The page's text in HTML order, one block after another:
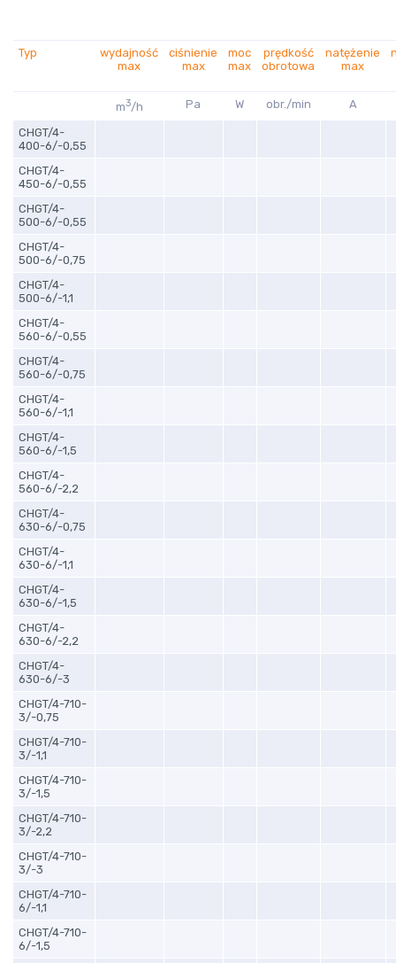
Typ
wydajność
max
ciśnienie
max
moc
max
prędkość
obrotowa
natężenie
max
m3/h Pa W obr./min A
CHGT/4-
400-6/-0,55
CHGT/4-
450-6/-0,55
CHGT/4-
500-6/-0,55
CHGT/4-
500-6/-0,75
CHGT/4-
500-6/-1,1
CHGT/4-
560-6/-0,55
CHGT/4-
560-6/-0,75
CHGT/4-
560-6/-1,1
CHGT/4-
560-6/-1,5
CHGT/4-
560-6/-2,2
CHGT/4-
630-6/-0,75
CHGT/4-
630-6/-1,1
CHGT/4-
630-6/-1,5
CHGT/4-
630-6/-2,2
CHGT/4-
630-6/-3
CHGT/4-710-
3/-0,75
CHGT/4-710-
3/-1,1
CHGT/4-710-
3/-1,5
CHGT/4-710-
3/-2,2
CHGT/4-710-
3/-3
CHGT/4-710-
6/-1,1
CHGT/4-710-
6/-1,5